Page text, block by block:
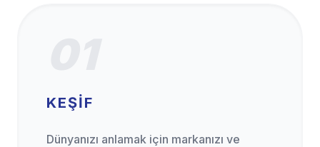
KEŞIF
Dünyanızı anlamak için markanızı ve